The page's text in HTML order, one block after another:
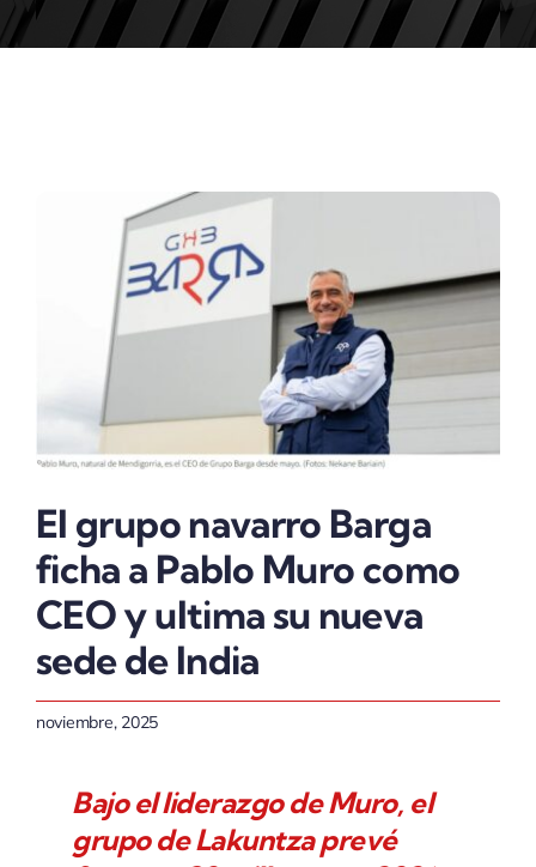
El grupo navarro Barga
ficha a Pablo Muro como
CEO y ultima su nueva
sede de India
noviembre, 2025
Bajo el liderazgo de Muro, el
grupo de Lakuntza prevé